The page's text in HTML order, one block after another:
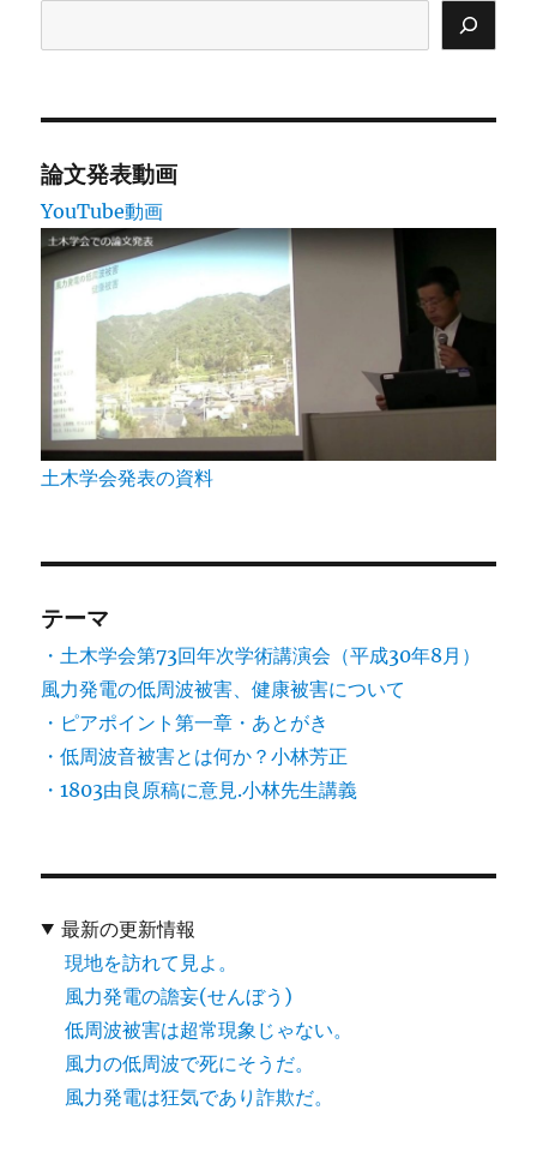
論文発表動画
YouTube動画
土木学会発表の資料
テーマ
・土木学会第73回年次学術講演会（平成30年8月）
風力発電の低周波被害、健康被害について
・ピアポイント第一章・あとがき
・低周波音被害とは何か？小林芳正
・1803由良原稿に意見.小林先生講義
最新の更新情報
現地を訪れて見よ。
風力発電の譫妄(せんぼう)
低周波被害は超常現象じゃない。
風力の低周波で死にそうだ。
風力発電は狂気であり詐欺だ。